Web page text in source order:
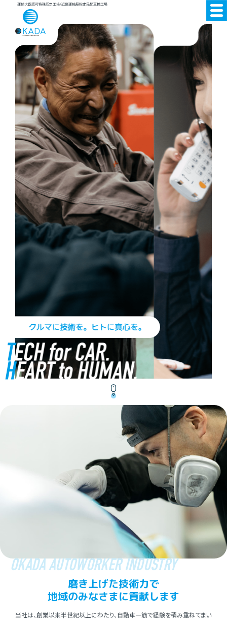
運輸大臣認可特殊認定工場/近畿運輸局指定民間車検工場
OKADA AUTOWORKER INDUSTRY
磨き上げた技術⼒で
地域のみなさまに貢献します
当社は、創業以来半世紀以上にわたり、⾃動⾞⼀筋で経験を積み重ねてまい